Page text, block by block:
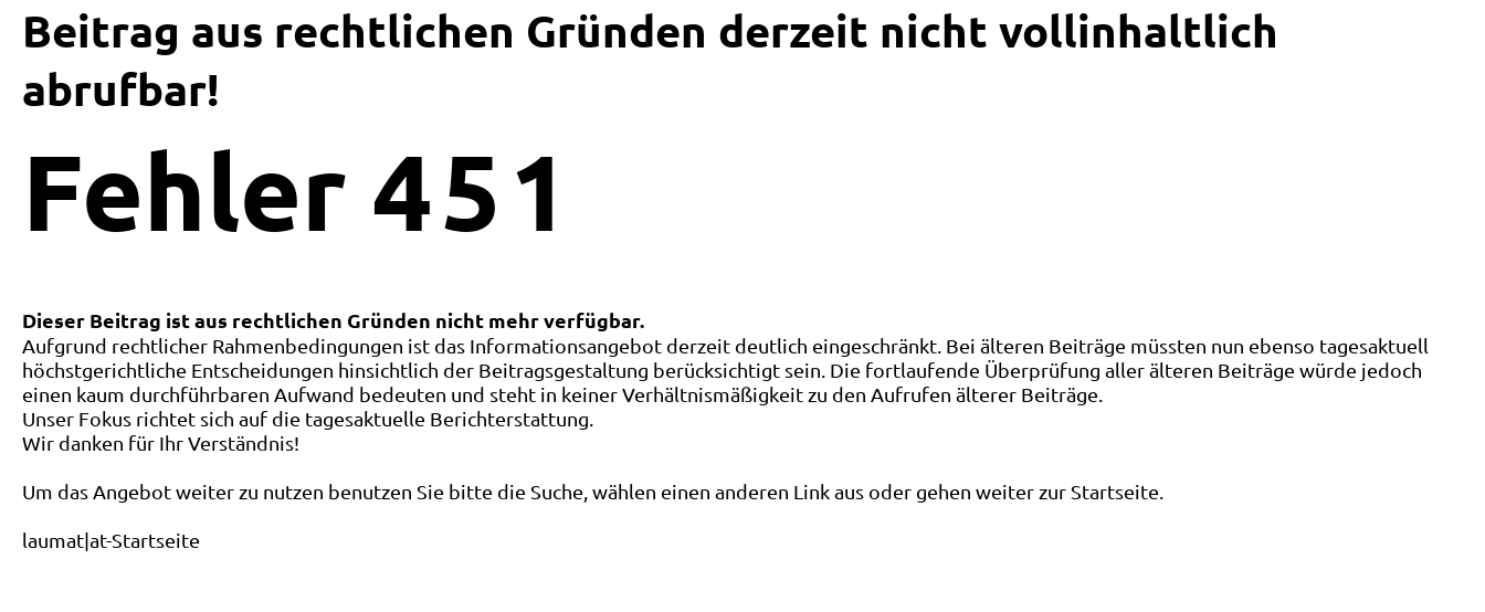
Beitrag aus rechtlichen Gründen derzeit nicht vollinhaltlich
abrufbar!
Fehler 4 5 1
Dieser Beitrag ist aus rechtlichen Gründen nicht mehr verfügbar.
Aufgrund rechtlicher Rahmenbedingungen ist das Informationsangebot derzeit deutlich eingeschränkt. Bei älteren Beiträge müssten nun ebenso tagesaktuell
höchstgerichtliche Entscheidungen hinsichtlich der Beitragsgestaltung berücksichtigt sein. Die fortlaufende Überprüfung aller älteren Beiträge würde jedoch
einen kaum durchführbaren Aufwand bedeuten und steht in keiner Verhältnismäßigkeit zu den Aufrufen älterer Beiträge.
Unser Fokus richtet sich auf die tagesaktuelle Berichterstattung.
Wir danken für Ihr Verständnis!
Um das Angebot weiter zu nutzen benutzen Sie bitte die Suche, wählen einen anderen Link aus oder gehen weiter zur Startseite.
laumat|at-Startseite